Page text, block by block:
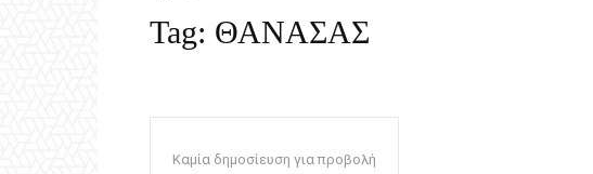
Tag: ΘΑΝΑΣΑΣ
Καμία δημοσίευση για προβολή